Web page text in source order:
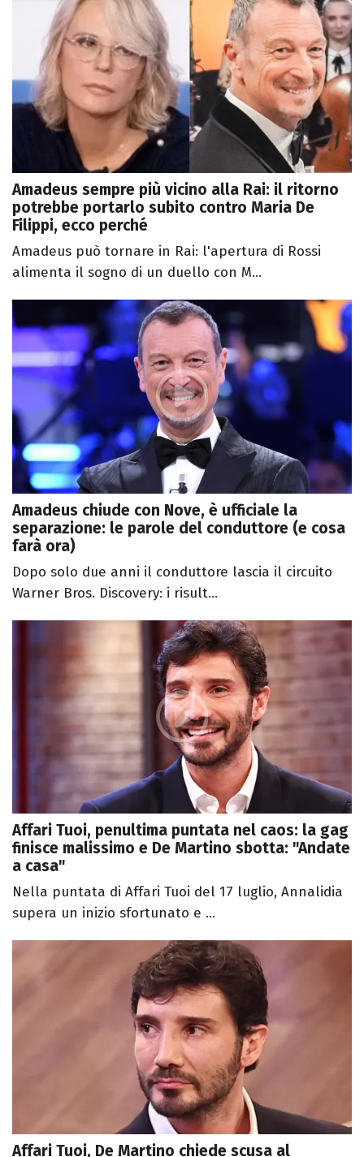
Amadeus sempre più vicino alla Rai: il ritorno
potrebbe portarlo subito contro Maria De
Filippi, ecco perché
Amadeus può tornare in Rai: l'apertura di Rossi
alimenta il sogno di un duello con M...
Amadeus chiude con Nove, è ufficiale la
separazione: le parole del conduttore (e cosa
farà ora)
Dopo solo due anni il conduttore lascia il circuito
Warner Bros. Discovery: i risult...
Affari Tuoi, penultima puntata nel caos: la gag
finisce malissimo e De Martino sbotta: "Andate
a casa"
Nella puntata di Affari Tuoi del 17 luglio, Annalidia
supera un inizio sfortunato e ...
Affari Tuoi, De Martino chiede scusa al